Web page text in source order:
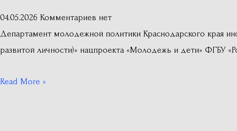
04.05.2026 Комментариев нет
Департамент молодежной политики Краснодарского края
развитой личности)» нацпроекта «Молодежь и дети» ФГБУ
Read More »